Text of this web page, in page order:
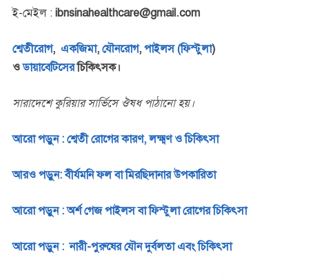
ই-মেইল : ibnsinahealthcare@gmail.com
শ্বেতীরোগ, একজিমা, যৌনরোগ,পাইলস (ফিস্টুলা)
ওডায়াবেটিসেরচিকিৎসক।
সারাদেশে কুরিয়ার সার্ভিসে ঔষধ পাঠানো হয়।
আরো পড়ুন : শ্বেতী রোগের কারণ, লক্ষ্মণ ও চিকিৎসা
আরও পড়ুন: বীর্যমনি ফল বা মিরছিদানার উপকারিতা
আরো পড়ুন : অর্শ গেজ পাইলস বা ফিস্টুলা রোগের চিকিৎসা
আরো পড়ুন : নারী-পুরুষের যৌন দুর্বলতা এবং চিকিৎসা